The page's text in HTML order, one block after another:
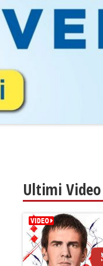
Ultimi Video